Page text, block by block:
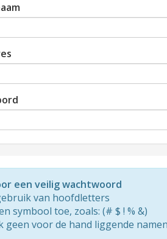
een veilig wachtwoord
van hoofdletters
symbool toe, zoals: (# $ ! % &)
geen voor de hand liggende namen